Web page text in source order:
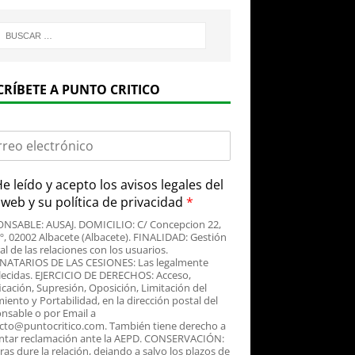
A PUNTO CRITICO
leído y acepto los avisos legales del
y su política de privacidad *
AUSAJ. DOMICILIO: C/ Concepcion 22,
02002 Albacete (Albacete). FINALIDAD: Gestión
de las relaciones con los usuarios.
DE LAS CESIONES: Las legalmente
EJERCICIO DE DERECHOS: Acceso,
Supresión, Oposición, Limitación del
y Portabilidad, en la dirección postal del
o por Email a
También tiene derecho a
reclamación ante la AEPD. CONSERVACIÓN:
dure la relación, dejando a salvo los plazos de